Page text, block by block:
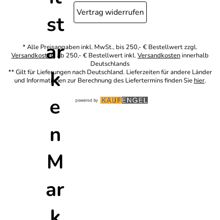
Vertrag widerrufen
* Alle Preisangaben inkl. MwSt., bis 250,- € Bestellwert zzgl.
Versandkosten , ab 250,- € Bestellwert inkl.Versandkosten innerhalb
Deutschlands
** Gilt für Lieferungen nach Deutschland. Lieferzeiten für andere Länder
und Informationen zur Berechnung des Liefertermins finden Sie hier.